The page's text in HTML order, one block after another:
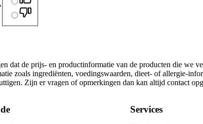
dat de prijs- en productinformatie van de producten die we
zoals ingrediënten, voedingswaarden, dieet- of allergie-
Zijn er vragen of opmerkingen dan kan altijd contact
Services